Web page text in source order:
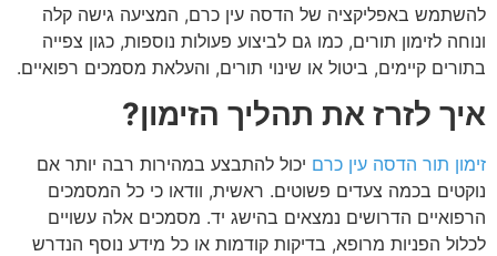
להשתמש באפליקציה של הדסה עין כרם, המציעה גישה קלה
ונוחה לזימון תורים, כמו גם לביצוע פעולות נוספות, כגון צפייה
בתורים קיימים, ביטול או שינוי תורים, והעלאת מסמכים רפואיים.
איך לזרז את תהליך הזימון?
זימון תור הדסה עין כרם יכול להתבצע במהירות רבה יותר אם
נוקטים בכמה צעדים פשוטים. ראשית, וודאו כי כל המסמכים
הרפואיים הדרושים נמצאים בהישג יד. מסמכים אלה עשויים
לכלול הפניות מרופא, בדיקות קודמות או כל מידע נוסף הנדרש